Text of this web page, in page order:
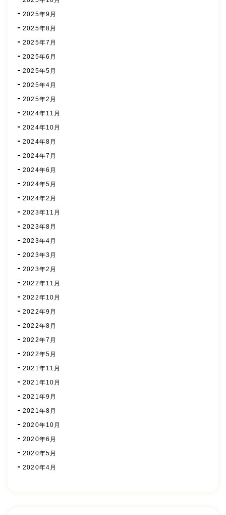
2025年9月
2025年8月
2025年7月
2025年6月
2025年5月
2025年4月
2025年2月
2024年11月
2024年10月
2024年8月
2024年7月
2024年6月
2024年5月
2024年2月
2023年11月
2023年8月
2023年4月
2023年3月
2023年2月
2022年11月
2022年10月
2022年9月
2022年8月
2022年7月
2022年5月
2021年11月
2021年10月
2021年9月
2021年8月
2020年10月
2020年6月
2020年5月
2020年4月